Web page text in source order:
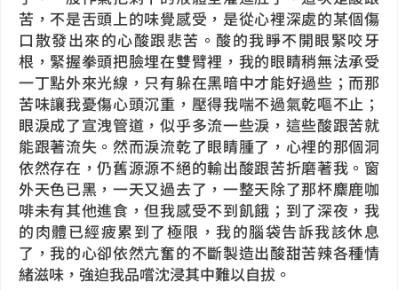
苦，不是舌頭上的味覺感受，是從心裡深處的某個傷
口散發出來的心酸跟悲苦。酸的我睜不開眼緊咬牙
根，緊握拳頭把臉埋在雙臂裡，我的眼睛稍無法承受
一丁點外來光線，只有躲在黑暗中才能好過些；而那
苦味讓我憂傷心頭沉重，壓得我喘不過氣乾嘔不止；
眼淚成了宣洩管道，似乎多流一些淚，這些酸跟苦就
能跟著流失。然而淚流乾了眼睛腫了，心裡的那個洞
依然存在，仍舊源源不絕的輸出酸跟苦折磨著我。窗
外天色已黑，一天又過去了，一整天除了那杯麋鹿咖
啡未有其他進食，但我感受不到飢餓；到了深夜，我
的肉體已經疲累到了極限，我的腦袋告訴我該休息
了，我的心卻依然亢奮的不斷製造出酸甜苦辣各種情
緒滋味，強迫我品嚐沈浸其中難以自拔。